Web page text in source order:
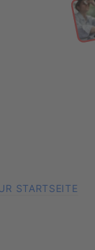
STARTSEITE